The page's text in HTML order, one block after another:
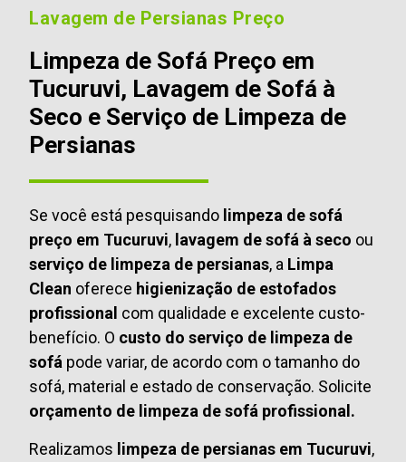
Lavagem de Persianas Preço
Limpeza de Sofá Preço em
Tucuruvi, Lavagem de Sofá à
Seco e Serviço de Limpeza de
Persianas
Se você está pesquisando limpeza de sofá
preço em Tucuruvi, lavagem de sofá à seco ou
serviço de limpeza de persianas, a Limpa
Clean oferece higienização de estofados
profissional com qualidade e excelente custo-
benefício. O custo do serviço de limpeza de
sofá pode variar, de acordo com o tamanho do
sofá, material e estado de conservação. Solicite
orçamento de limpeza de sofá profissional.
Realizamos limpeza de persianas em Tucuruvi,